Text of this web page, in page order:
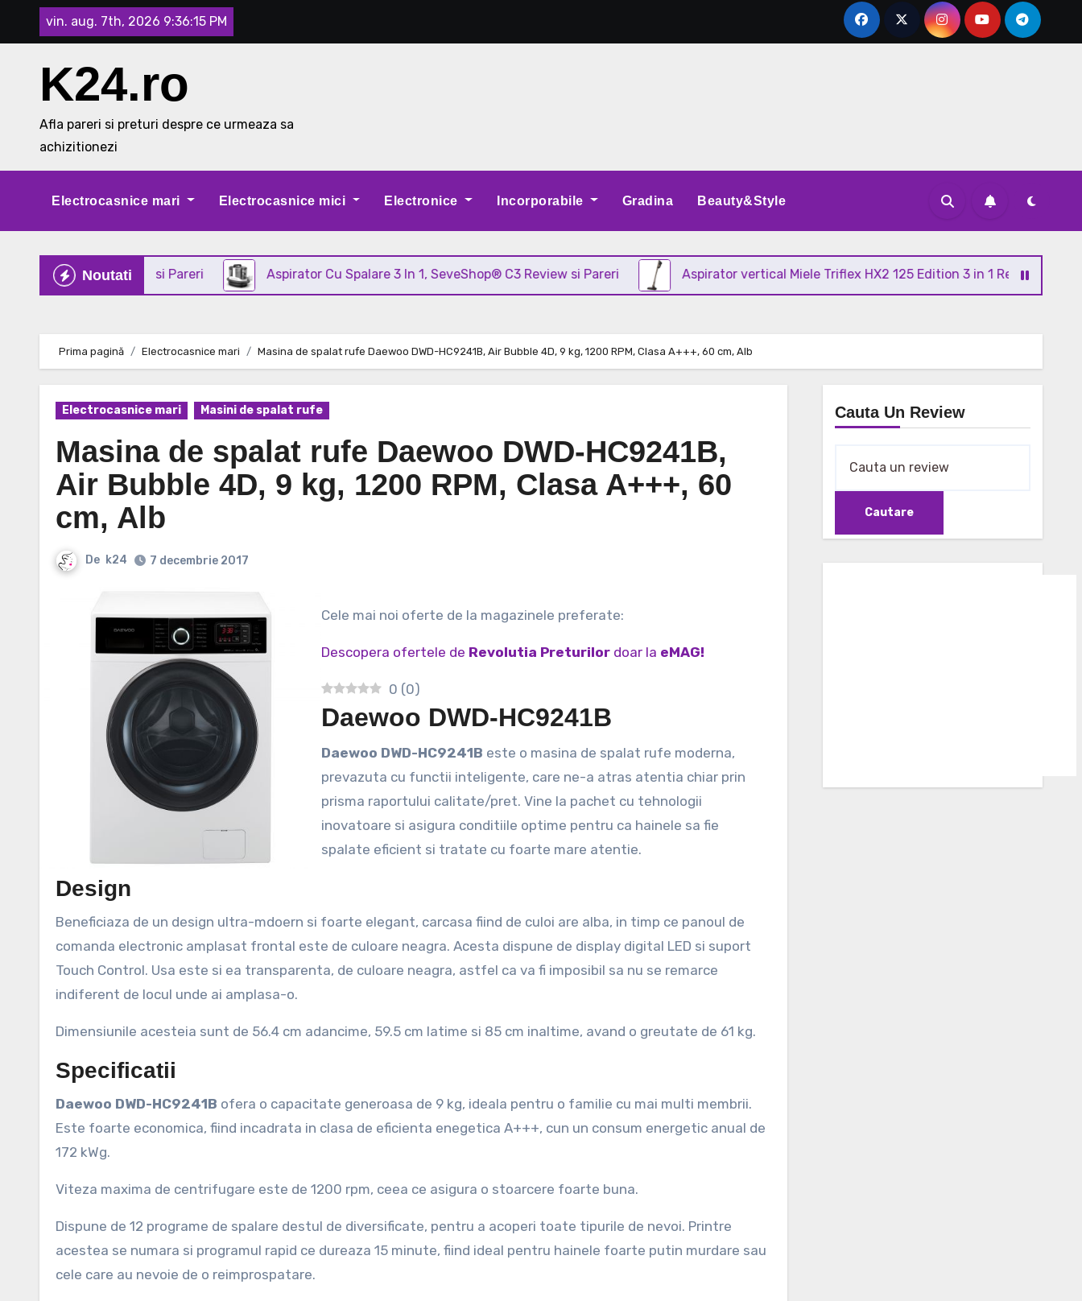
vin. aug. 7th, 2026 9:36:16 PM
K24.ro
Afla pareri si preturi despre ce urmeaza sa
achizitionezi
Electrocasnice mari Electrocasnice mici Electronice Incorporabile Gradina Beauty&Style
Noutati
INOX Review si Pareri Aspirator Cu Spalare 3 In 1, SeveShop® C3 Review si Pareri Aspirator vertical Miele Triflex HX2 125 Edition 3 in 1 Review si Pareri
Prima pagină Electrocasnice mari Masina de spalat rufe Daewoo DWD-HC9241B, Air Bubble 4D, 9 kg, 1200 RPM, Clasa A+++, 60 cm, Alb
Electrocasnice mari Masini de spalat rufe
Masina de spalat rufe Daewoo DWD-HC9241B,
Air Bubble 4D, 9 kg, 1200 RPM, Clasa A+++, 60
cm, Alb
De k24 7 decembrie 2017
Cele mai noi oferte de la magazinele preferate:
Descopera ofertele de Revolutia Preturilor doar la eMAG!
0 (0)
Daewoo DWD-HC9241B
Daewoo DWD-HC9241B este o masina de spalat rufe moderna,
prevazuta cu functii inteligente, care ne-a atras atentia chiar prin
prisma raportului calitate/pret. Vine la pachet cu tehnologii
inovatoare si asigura conditiile optime pentru ca hainele sa fie
spalate eficient si tratate cu foarte mare atentie.
Design
Beneficiaza de un design ultra-mdoern si foarte elegant, carcasa fiind de culoi are alba, in timp ce panoul de
comanda electronic amplasat frontal este de culoare neagra. Acesta dispune de display digital LED si suport
Touch Control. Usa este si ea transparenta, de culoare neagra, astfel ca va fi imposibil sa nu se remarce
indiferent de locul unde ai amplasa-o.
Dimensiunile acesteia sunt de 56.4 cm adancime, 59.5 cm latime si 85 cm inaltime, avand o greutate de 61 kg.
Specificatii
Daewoo DWD-HC9241B ofera o capacitate generoasa de 9 kg, ideala pentru o familie cu mai multi membrii.
Este foarte economica, fiind incadrata in clasa de eficienta enegetica A+++, cun un consum energetic anual de
172 kWg.
Viteza maxima de centrifugare este de 1200 rpm, ceea ce asigura o stoarcere foarte buna.
Dispune de 12 programe de spalare destul de diversificate, pentru a acoperi toate tipurile de nevoi. Printre
acestea se numara si programul rapid ce dureaza 15 minute, fiind ideal pentru hainele foarte putin murdare sau
cele care au nevoie de o reimprospatare.
Cauta Un Review